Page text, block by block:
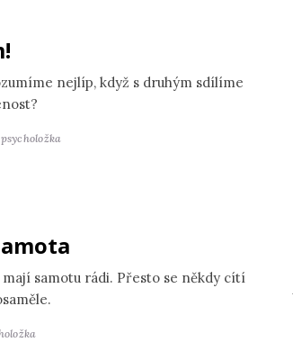
nejlíp, když s druhým sdílíme
psycholožka
samotu rádi. Přesto se někdy cítí